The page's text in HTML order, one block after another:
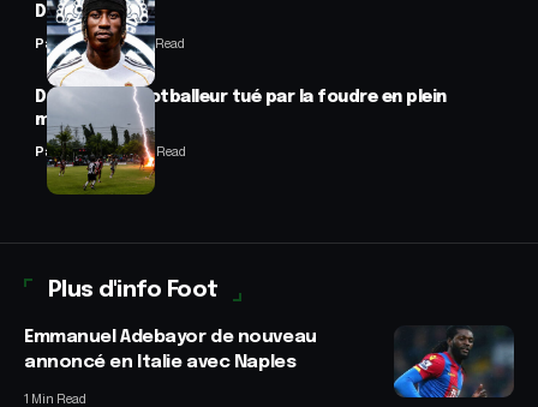
Diomandé
Panafrofoot1 Min Read
Drame : un footballeur tué par la foudre en plein
match
Panafrofoot2 Min Read
Plus d'info Foot
Emmanuel Adebayor de nouveau
annoncé en Italie avec Naples
1 Min Read